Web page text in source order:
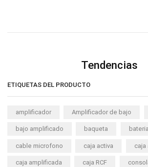
Tendencias
ETIQUETAS DEL PRODUCTO
amplificador Amplificador de bajo
bajo amplificado baqueta
cable microfono caja activa caja
caja amplificada caja RCF